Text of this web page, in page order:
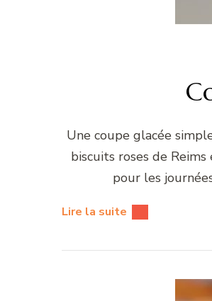
Une coupe glacée
biscuits roses de
pour les
Lire la suite